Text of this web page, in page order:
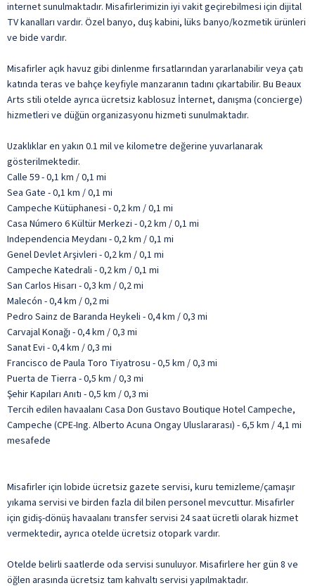
internet sunulmaktadır. Misafirlerimizin iyi vakit geçirebilmesi için dijital
TV kanalları vardır. Özel banyo, duş kabini, lüks banyo/kozmetik ürünleri
ve bide vardır.
Misafirler açık havuz gibi dinlenme fırsatlarından yararlanabilir veya çatı
katında teras ve bahçe keyfiyle manzaranın tadını çıkartabilir. Bu Beaux
Arts stili otelde ayrıca ücretsiz kablosuz İnternet, danışma (concierge)
hizmetleri ve düğün organizasyonu hizmeti sunulmaktadır.
Uzaklıklar en yakın 0.1 mil ve kilometre değerine yuvarlanarak
gösterilmektedir.
Calle 59 - 0,1 km / 0,1 mi
Sea Gate - 0,1 km / 0,1 mi
Campeche Kütüphanesi - 0,2 km / 0,1 mi
Casa Número 6 Kültür Merkezi - 0,2 km / 0,1 mi
Independencia Meydanı - 0,2 km / 0,1 mi
Genel Devlet Arşivleri - 0,2 km / 0,1 mi
Campeche Katedrali - 0,2 km / 0,1 mi
San Carlos Hisarı - 0,3 km / 0,2 mi
Malecón - 0,4 km / 0,2 mi
Pedro Sainz de Baranda Heykeli - 0,4 km / 0,3 mi
Carvajal Konağı - 0,4 km / 0,3 mi
Sanat Evi - 0,4 km / 0,3 mi
Francisco de Paula Toro Tiyatrosu - 0,5 km / 0,3 mi
Puerta de Tierra - 0,5 km / 0,3 mi
Şehir Kapıları Anıtı - 0,5 km / 0,3 mi
Tercih edilen havaalanı Casa Don Gustavo Boutique Hotel Campeche,
Campeche (CPE-Ing. Alberto Acuna Ongay Uluslararası) - 6,5 km / 4,1 mi
mesafede
Misafirler için lobide ücretsiz gazete servisi, kuru temizleme/çamaşır
yıkama servisi ve birden fazla dil bilen personel mevcuttur. Misafirler
için gidiş-dönüş havaalanı transfer servisi 24 saat ücretli olarak hizmet
vermektedir, ayrıca otelde ücretsiz otopark vardır.
Otelde belirli saatlerde oda servisi sunuluyor. Misafirlere her gün 8 ve
öğlen arasında ücretsiz tam kahvaltı servisi yapılmaktadır.